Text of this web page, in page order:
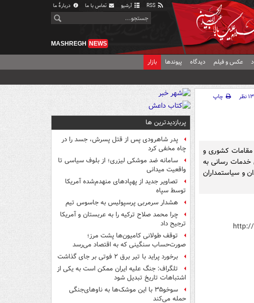
آرشیو تماس با ما دربارهٔ ما
MASHREGH NEWS
عکس و فیلم دیدگاه پیوندها بازار
۱۳ نظر
چاپ
مقامات کشوری و
خدمات رسانی به
و سیاستمداران
پربازدیدترین ها
پدر شاهرودی پس از قتل پسرش، جسد را در
چاه مخفی کرد
سامانه ضد موشکی لیزری؛ از بلوف سیاسی تا
واقعیت میدانی
تصاویر جدید از پهپادهای منهدم‌شده آمریکا
توسط سپاه
هشدار سرمربی پرسپولیس به جاسوس تیم
چرا محمد صلاح ترکیه را به عربستان و آمریکا
ترجیح داد
توقف طولانی کامیون‌ها پشت مرز؛
صورت‌حساب سنگینی که به اقتصاد می‌رسد
برخورد پراید با تیر برق ۲ فوتی بر جای گذاشت
تلگراف: جنگ علیه ایران ممکن است به یکی از
اشتباهات تاریخ تبدیل شود
سوخو۳۵ با این موشک‌ها به ناوهای‌جنگی
حمله می‌کند